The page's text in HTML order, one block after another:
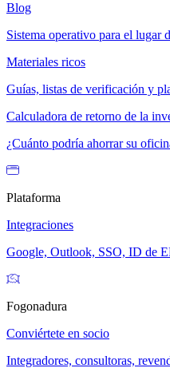
Blog
Sistema operativo para el lugar
Materiales ricos
Guías, listas de verificación y
Calculadora de retorno de la
¿Cuánto podría ahorrar su
Plataforma
Integraciones
Google, Outlook, SSO, ID de
Fogonadura
Conviértete en socio
Integradores, consultoras,